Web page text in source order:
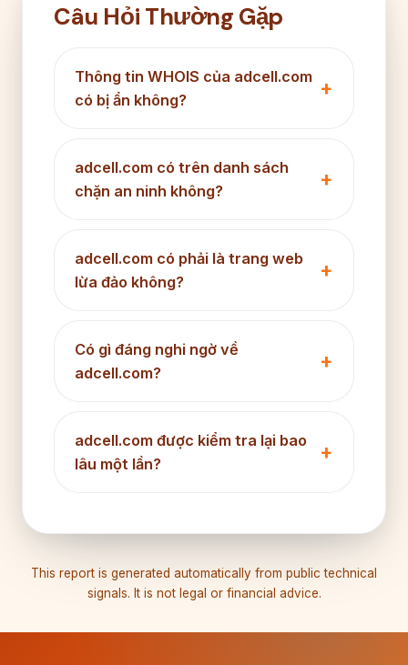
Câu Hỏi Thường Gặp
Thông tin WHOIS của adcell.com
có bị ẩn không?
adcell.com có trên danh sách
chặn an ninh không?
adcell.com có phải là trang web
lừa đảo không?
Có gì đáng nghi ngờ về
adcell.com?
adcell.com được kiểm tra lại bao
lâu một lần?
This report is generated automatically from public technical
signals. It is not legal or financial advice.